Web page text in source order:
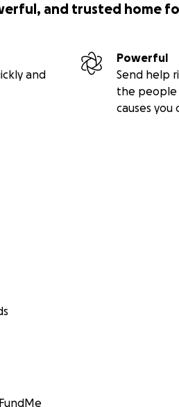
and trusted home
and
Powerful
Send help
the people
causes you